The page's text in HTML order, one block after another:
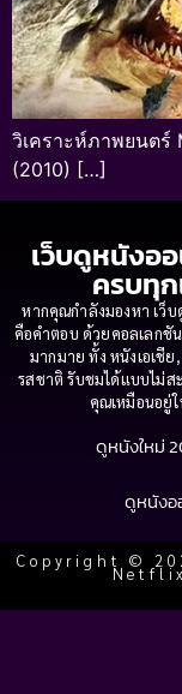
วิเคราะห์ภาพยนตร์
(2010) […]
เว็บดูหนังอ
ครบทุ
หากคุณกำลังมองหา เว็
คือคำตอบ ด้วยคอลเลกชั
มากมาย ทั้ง หนังเอเชี
รสชาติ รับชมได้แบบไม่
คุณเหมือนอยู่
ดูหนังใหม่
ดูหนังอ
Copyright ©